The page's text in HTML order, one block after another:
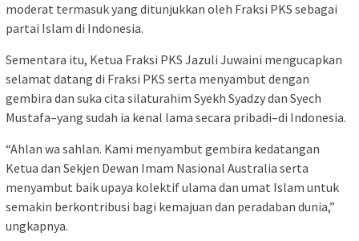
moderat termasuk yang ditunjukkan oleh Fraksi PKS sebagai
partai Islam di Indonesia.
Sementara itu, Ketua Fraksi PKS Jazuli Juwaini mengucapkan
selamat datang di Fraksi PKS serta menyambut dengan
gembira dan suka cita silaturahim Syekh Syadzy dan Syech
Mustafa–yang sudah ia kenal lama secara pribadi–di Indonesia.
“Ahlan wa sahlan. Kami menyambut gembira kedatangan
Ketua dan Sekjen Dewan Imam Nasional Australia serta
menyambut baik upaya kolektif ulama dan umat Islam untuk
semakin berkontribusi bagi kemajuan dan peradaban dunia,”
ungkapnya.